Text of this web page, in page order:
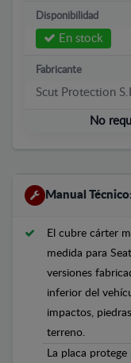
Disponibilidad
En stock
Fabricante
Scut Protection
No
Manual Técnico:
El cubre cárter
medida para
versiones
inferior del
impactos,
terreno.
La placa